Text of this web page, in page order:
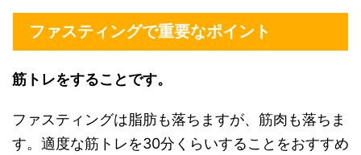
ファスティングで重要なポイント
筋トレをすることです。
ファスティングは脂肪も落ちますが、筋肉も落ちま
す。適度な筋トレを30分くらいすることをおすすめ